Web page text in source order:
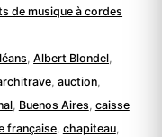
de musique à cordes
,Albert Blondel,
, auction,
, Buenos Aires, caisse
française, chapiteau,